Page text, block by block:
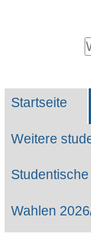
Website
Suche…
Sektionen
Startseite
Weitere
Wahlen